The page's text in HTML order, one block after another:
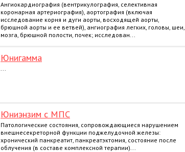
Ангиокардиография (вентрикулография, селективная
коронарная артериография), аортография (включая
исследование корня и дуги аорты, восходящей аорты,
брюшной аорты и ее ветвей), ангиография легких, головы, шеи,
мозга, брюшной полости, почек; исследован...
Юнигамма
...
Юниэнзим с МПС
Патологические состояния, сопровождающиеся нарушением
внешнесекреторной функции поджелудочной железы:
хронический панкреатит, панкреатэктомия, состояние после
облучения (в составе комплексной терапии)...